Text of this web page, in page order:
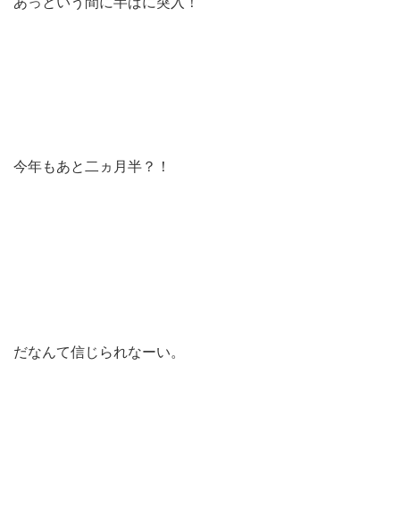
今年もあと二ヵ月半？！
だなんて信じられなーい。